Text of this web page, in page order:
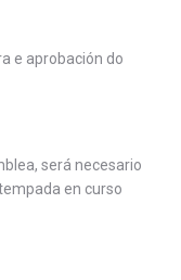
e aprobación do
será necesario
en curso